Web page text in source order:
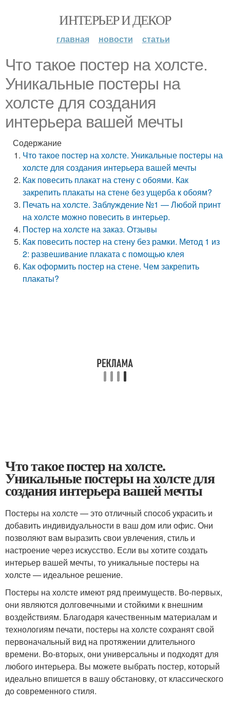
ИНТЕРЬЕР И ДЕКОР
главная новости статьи
Что такое постер на холсте.
Уникальные постеры на
холсте для создания
интерьера вашей мечты
Содержание
Что такое постер на холсте. Уникальные постеры на
холсте для создания интерьера вашей мечты
Как повесить плакат на стену с обоями. Как
закрепить плакаты на стене без ущерба к обоям?
Печать на холсте. Заблуждение №1 — Любой принт
на холсте можно повесить в интерьер.
Постер на холсте на заказ. Отзывы
Как повесить постер на стену без рамки. Метод 1 из
2: развешивание плаката с помощью клея
Как оформить постер на стене. Чем закрепить
плакаты?
Что такое постер на холсте.
Уникальные постеры на холсте для
создания интерьера вашей мечты
Постеры на холсте — это отличный способ украсить и
добавить индивидуальности в ваш дом или офис. Они
позволяют вам выразить свои увлечения, стиль и
настроение через искусство. Если вы хотите создать
интерьер вашей мечты, то уникальные постеры на
холсте — идеальное решение.
Постеры на холсте имеют ряд преимуществ. Во-первых,
они являются долговечными и стойкими к внешним
воздействиям. Благодаря качественным материалам и
технологиям печати, постеры на холсте сохранят свой
первоначальный вид на протяжении длительного
времени. Во-вторых, они универсальны и подходят для
любого интерьера. Вы можете выбрать постер, который
идеально впишется в вашу обстановку, от классического
до современного стиля.